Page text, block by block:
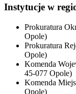
Instytucje w
Prokuratura
Opole)
Prokuratura
Opole)
Komenda
45-077 Opole)
Komenda
Opole)